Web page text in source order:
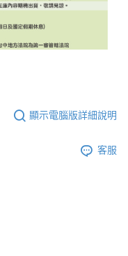
顯示電腦版詳細說明
客服